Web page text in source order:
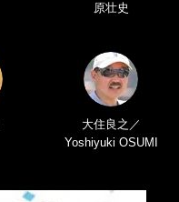
原壮史
大住良之／
Yoshiyuki OSUMI